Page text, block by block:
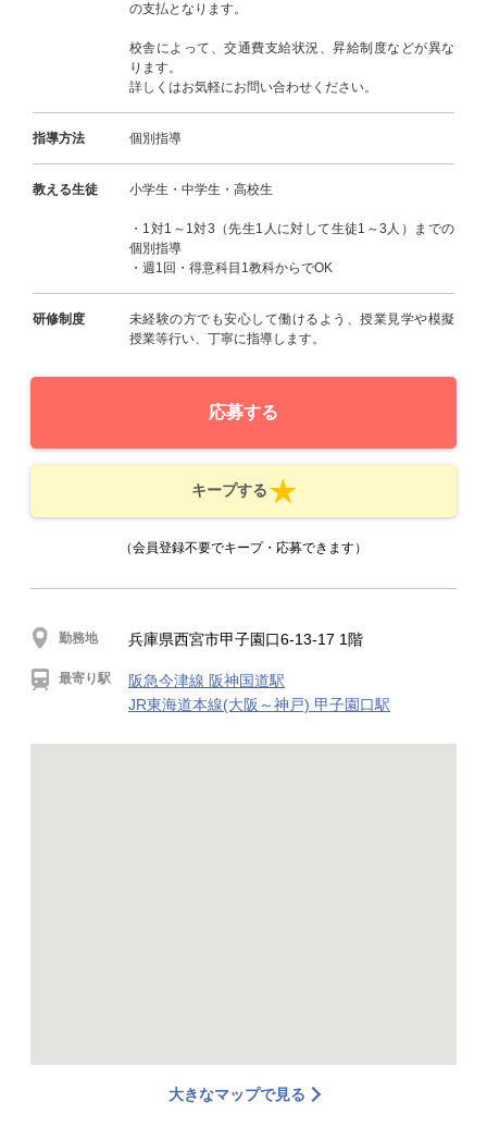
の支払となります。
校舎によって、交通費支給状況、昇給制度などが異な
ります。
詳しくはお気軽にお問い合わせください。
指導方法 個別指導
教える生徒 小学生・中学生・高校生
・1対1～1対3（先生1人に対して生徒1～3人）までの
個別指導
・週1回・得意科目1教科からでOK
研修制度
未経験の方でも安心して働けるよう、授業見学や模擬
授業等行い、丁寧に指導します。
応募する
キープする
（会員登録不要でキープ・応募できます）
勤務地 兵庫県西宮市甲子園口6-13-17 1階
最寄り駅
阪急今津線 阪神国道駅
JR東海道本線(大阪～神戸) 甲子園口駅
大きなマップで見る